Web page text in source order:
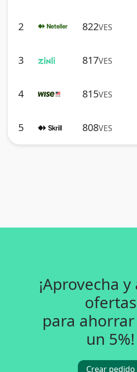
2 822VES
3 817VES
4 815VES
5 808VES
¡Aprovecha
ofertas
para
un 5%!
Crear pedido